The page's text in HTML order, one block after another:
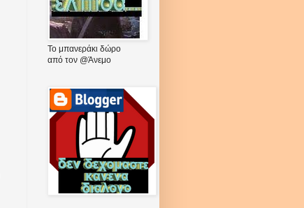
Το μπανεράκι δώρο
από τον @Άνεμο